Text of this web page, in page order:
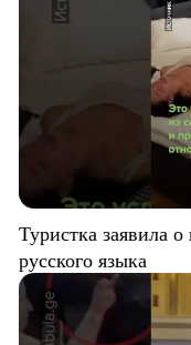
Туристка заявила
русского языка